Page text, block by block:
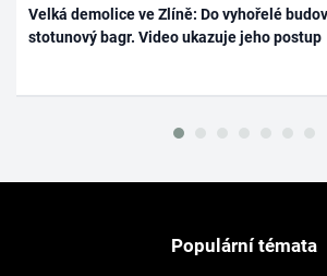
Velká demolice ve Zlíně: Do vyhořelé
stotunový bagr. Video ukazuje jeho postup
Populární témata